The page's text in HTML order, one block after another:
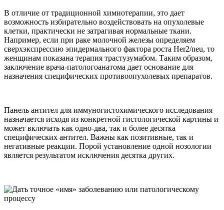
В отличие от традиционной химиотерапии, это дает
возможность избирательно воздействовать на опухолевые
клетки, практически не затрагивая нормальные ткани.
Например, если при раке молочной железы определяем
сверхэкспрессию эпидермального фактора роста Her2/neu, то
женщинам показана терапия трастузумабом. Таким образом,
заключение врача-патологоанатома дает основание для
назначения специфических противоопухолевых препаратов.
Панель антител для иммуногистохимического исследования
назначается исходя из конкретной гистологической картины и
может включать как одно-два, так и более десятка
специфических антител. Важны как позитивные, так и
негативные реакции. Порой установление одной нозологии
является результатом исключения десятка других.